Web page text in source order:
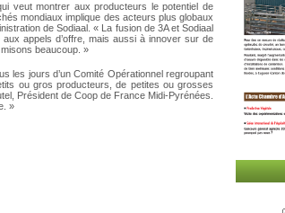
veut montrer aux producteurs le potentiel de
mondiaux implique des acteurs plus globaux
de Sodiaal. « La fusion de 3A et Sodiaal
appels d’offre, mais aussi à innover sur de
beaucoup. »
les jours d’un Comité Opérationnel regroupant
ou gros producteurs, de petites ou grosses
Président de Coop de France Midi-Pyrénées.
»